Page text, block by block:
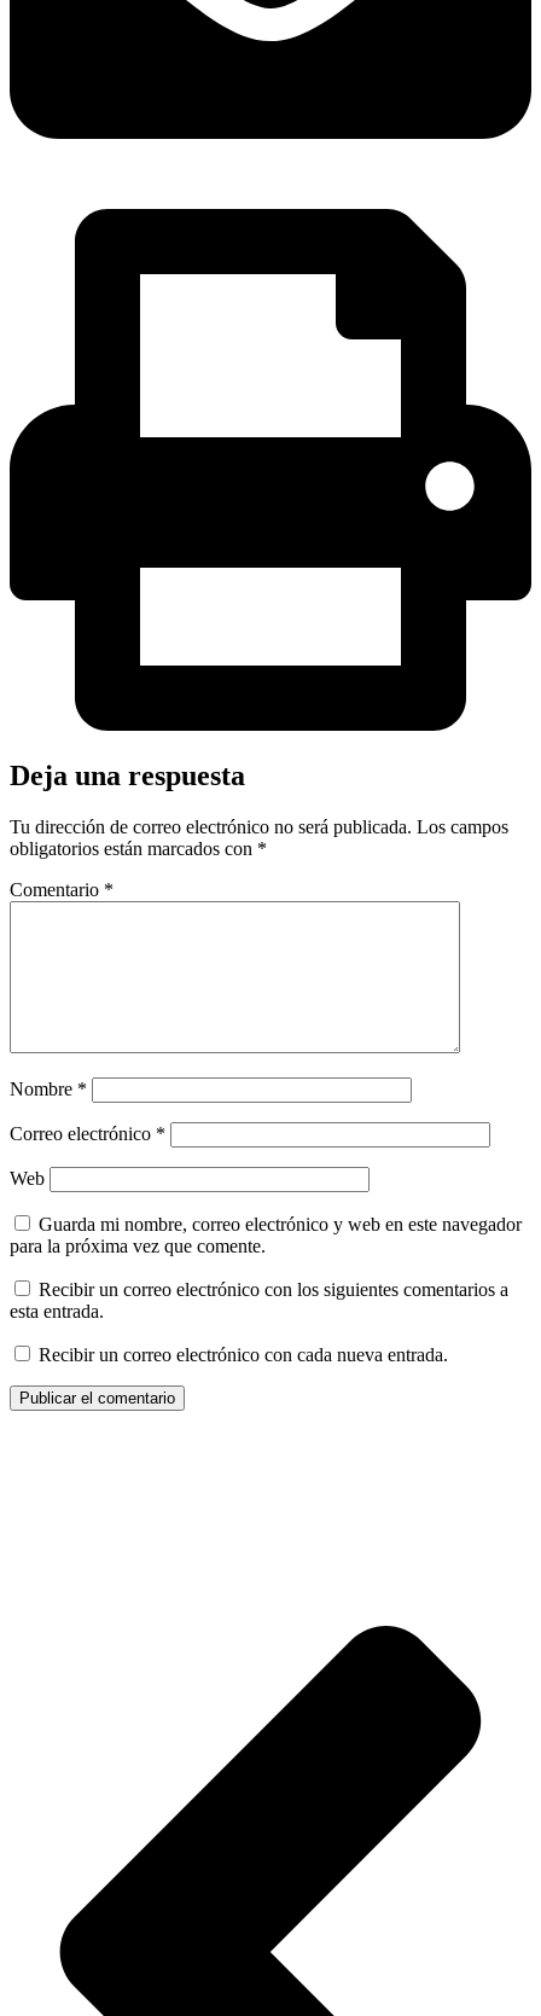
Deja una respuesta
Tu dirección de correo electrónico no será publicada. Los campos
obligatorios están marcados con *
Comentario *
Nombre *
Correo electrónico *
Web
Guarda mi nombre, correo electrónico y web en este navegador
para la próxima vez que comente.
Recibir un correo electrónico con los siguientes comentarios a
esta entrada.
Recibir un correo electrónico con cada nueva entrada.